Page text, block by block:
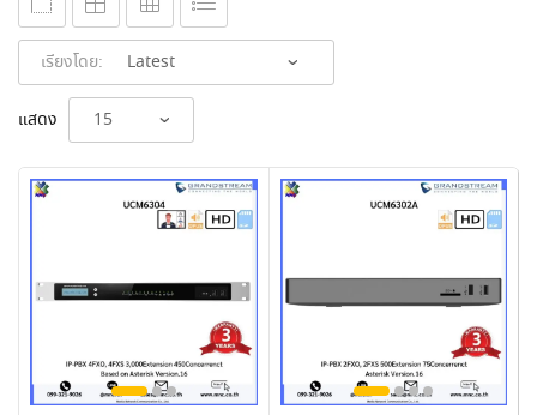
เรียงโดย:
แสดง